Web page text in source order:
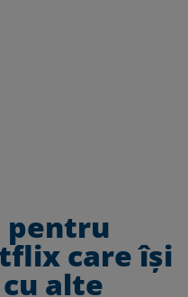
pentru
care își
alte